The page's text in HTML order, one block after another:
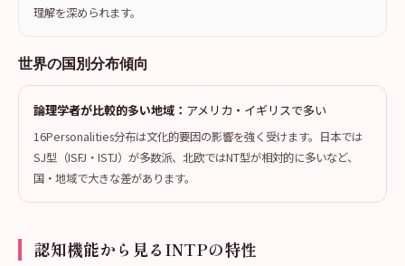
理解を深められます。
世界の国別分布傾向
論理学者が比較的多い地域： アメリカ・イギリスで多い
16Personalities分布は文化的要因の影響を強く受けます。日本では
SJ型（ISFJ・ISTJ）が多数派、北欧ではNT型が相対的に多いなど、
国・地域で大きな差があります。
認知機能から見るINTPの特性